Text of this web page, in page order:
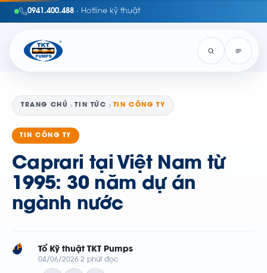
0941.400.488 · Hotline kỹ thuật
TRANG CHỦ TIN TỨC TIN CÔNG TY
TIN CÔNG TY
Caprari tại Việt Nam từ
1995: 30 năm dự án
ngành nước
TP Tổ Kỹ thuật TKT Pumps
04/06/2026 2 phút đọc